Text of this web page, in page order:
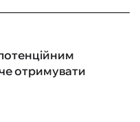
отримувати